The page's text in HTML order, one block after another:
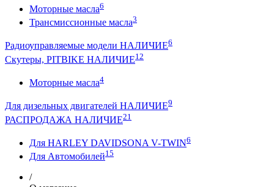
Моторные масла6
Трансмиссионные масла3
Радиоуправляемые модели НАЛИЧИЕ6
Скутеры, PITBIKE НАЛИЧИЕ12
Моторные масла4
Для дизельных двигателей НАЛИЧИЕ9
РАСПРОДАЖА НАЛИЧИЕ21
Для HARLEY DAVIDSONA V-TWIN6
Для Автомобилей15
/